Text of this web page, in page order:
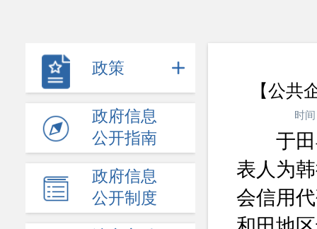
政策
政府信息
公开指南
政府信息
公开制度
【公共
时
于
表人为
会信用